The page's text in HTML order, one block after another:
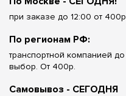
при заказе до 12:00 от
По регионам РФ:
транспортной компанией
выбор. От 400р.
Самовывоз - СЕГОДНЯ